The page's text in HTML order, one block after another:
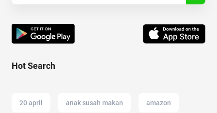
Hot Search
20 april anak susah makan amazon